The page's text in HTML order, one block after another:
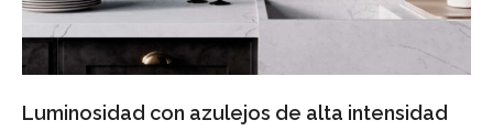
Luminosidad con azulejos de alta intensidad